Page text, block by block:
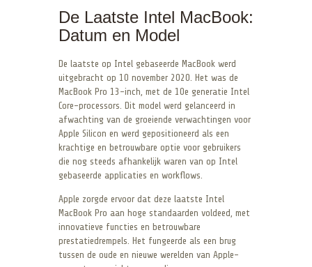
De Laatste Intel MacBook:
Datum en Model
De laatste op Intel gebaseerde MacBook werd
uitgebracht op 10 november 2020. Het was de
MacBook Pro 13-inch, met de 10e generatie Intel
Core-processors. Dit model werd gelanceerd in
afwachting van de groeiende verwachtingen voor
Apple Silicon en werd gepositioneerd als een
krachtige en betrouwbare optie voor gebruikers
die nog steeds afhankelijk waren van op Intel
gebaseerde applicaties en workflows.
Apple zorgde ervoor dat deze laatste Intel
MacBook Pro aan hoge standaarden voldeed, met
innovatieve functies en betrouwbare
prestatiedrempels. Het fungeerde als een brug
tussen de oude en nieuwe werelden van Apple-